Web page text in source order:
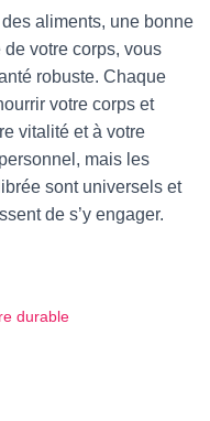
aliments, une bonne
votre corps, vous
robuste. Chaque
votre corps et
vitalité et à votre
mais les
sont universels et
de s’y engager.
durable